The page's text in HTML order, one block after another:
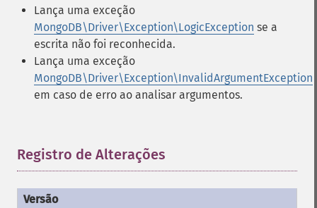
Lança uma exceção
MongoDB\Driver\Exception\LogicException se a
escrita não foi reconhecida.
Lança uma exceção
MongoDB\Driver\Exception\InvalidArgumentException
em caso de erro ao analisar argumentos.
Registro de Alterações